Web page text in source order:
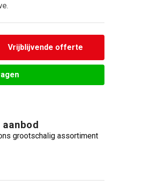
Vrijblijvende offerte
aanbod
grootschalig assortiment